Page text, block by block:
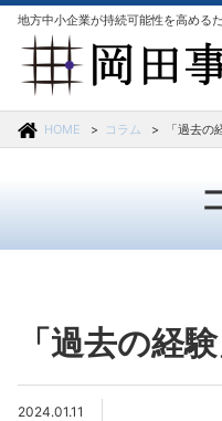
地方中小企業が持続可能性を高める
HOME コラム 「過去の
「過去の経
2024.01.11